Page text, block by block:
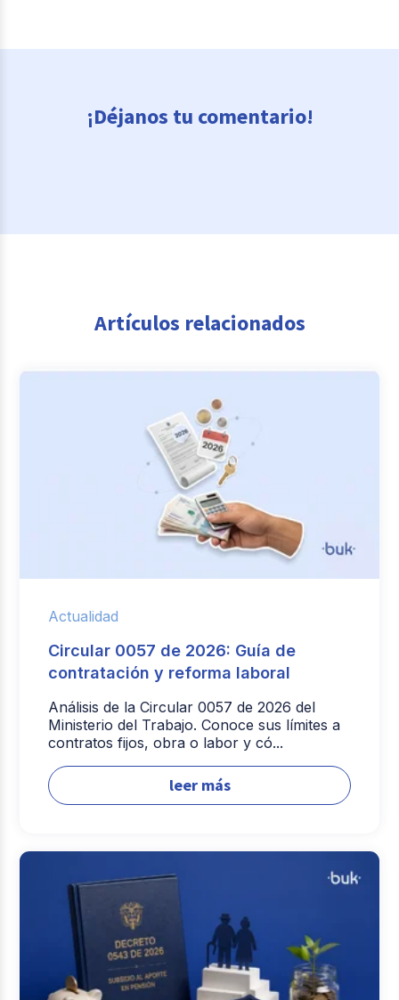
¡Déjanos tu comentario!
Artículos relacionados
Actualidad
Circular 0057 de 2026: Guía de
contratación y reforma laboral
Análisis de la Circular 0057 de 2026 del
Ministerio del Trabajo. Conoce sus límites a
contratos fijos, obra o labor y có...
leer más